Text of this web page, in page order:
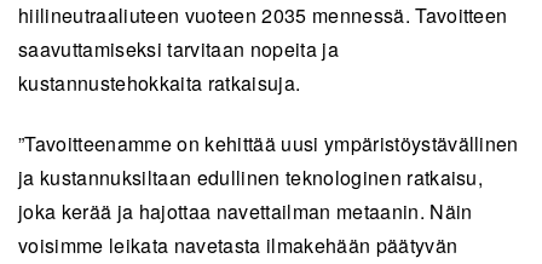
hiilineutraaliuteen vuoteen 2035 mennessä. Tavoitteen
saavuttamiseksi tarvitaan nopeita ja
kustannustehokkaita ratkaisuja.
”Tavoitteenamme on kehittää uusi ympäristöystävällinen
ja kustannuksiltaan edullinen teknologinen ratkaisu,
joka kerää ja hajottaa navettailman metaanin. Näin
voisimme leikata navetasta ilmakehään päätyvän